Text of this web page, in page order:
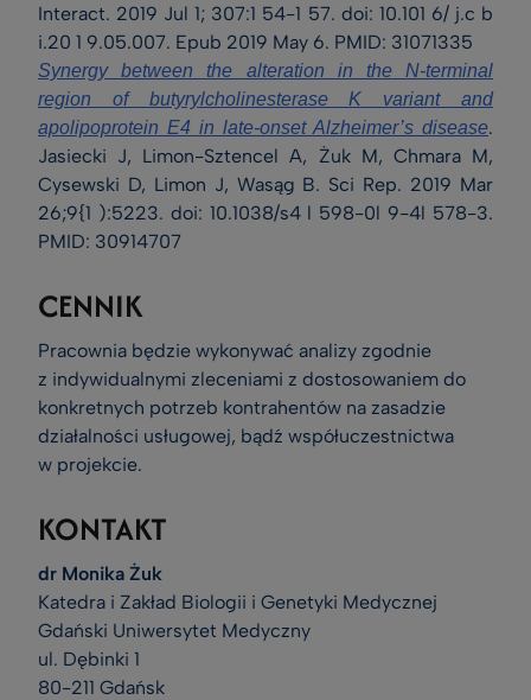
Interact. 2019 Jul 1; 307:1 54-1 57. doi: 10.101 6/ j.c b
i.20 1 9.05.007. Epub 2019 May 6. PMID: 31071335
Synergy between the alteration in the N-terminal
region of butyrylcholinesterase K variant and
apolipoprotein E4 in late-onset Alzheimer’s disease.
Jasiecki J, Limon-Sztencel A, Żuk M, Chmara M,
Cysewski D, Limon J, Wasąg B. Sci Rep. 2019 Mar
26;9{1 ):5223. doi: 10.1038/s4 l 598-0l 9-4l 578-3.
PMID: 30914707
CENNIK
Pracownia będzie wykonywać analizy zgodnie
z indywidualnymi zleceniami z dostosowaniem do
konkretnych potrzeb kontrahentów na zasadzie
działalności usługowej, bądź współuczestnictwa
w projekcie.
KONTAKT
dr Monika Żuk
Katedra i Zakład Biologii i Genetyki Medycznej
Gdański Uniwersytet Medyczny
ul. Dębinki 1
80-211 Gdańsk